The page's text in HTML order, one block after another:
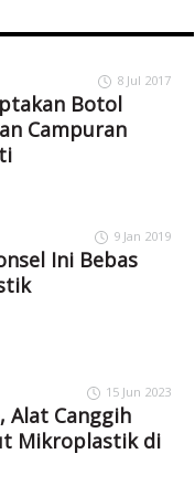
8 Jul 2017
Botol
Campuran
9 Jan 2019
Ini Bebas
15 Jun 2023
Alat Canggih
Mikroplastik di